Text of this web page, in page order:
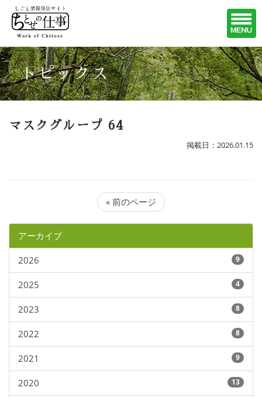
トピックス
マスクグループ 64
掲載日：2026.01.15
« 前のページ
アーカイブ
2026 9
2025 4
2023 8
2022 8
2021 9
2020 13